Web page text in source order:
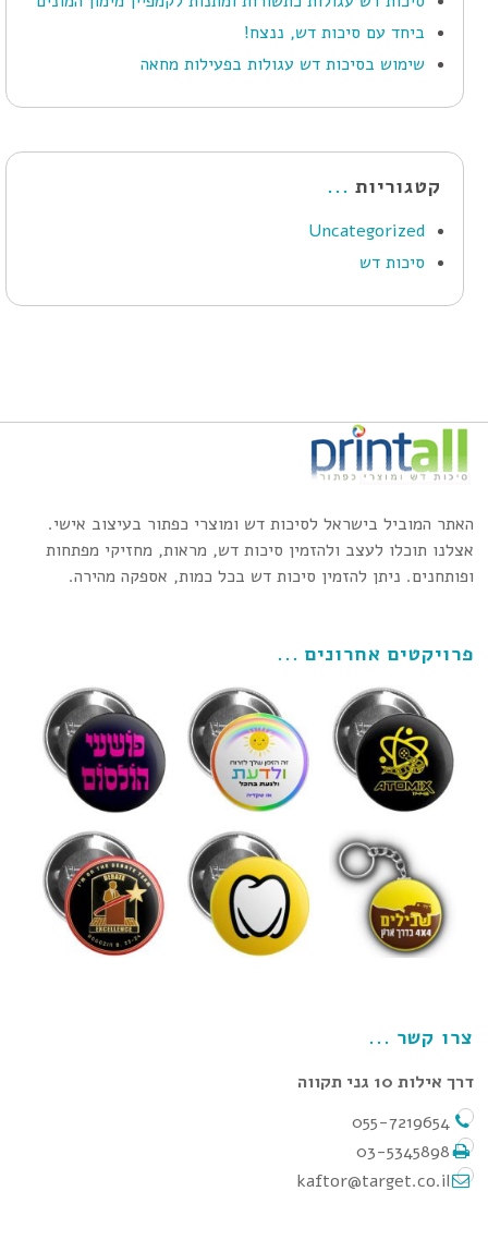
ביחד עם סיכות דש, ננצח!
שימוש בסיכות דש עגולות בפעילות מחאה
קטגוריות
Uncategorized
סיכות דש
האתר המוביל בישראל לסיכות דש ומוצרי כפתור בעיצוב אישי.
אצלנו תוכלו לעצב ולהזמין סיכות דש, מראות, מחזיקי מפתחות
ופותחנים. ניתן להזמין סיכות דש בכל כמות, אספקה מהירה.
פרויקטים אחרונים
צרו קשר
דרך אילות 10 גני תקווה
055-7219654
03-5345898
kaftor@target.co.il